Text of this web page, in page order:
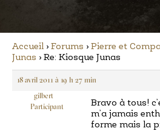
Accueil › Forums › Pierre et
Junas › Re: Kiosque Junas
18 avril 2011 à 19 h 27 min
gilbert
Participant
Bravo à tous!
m’a jamais
forme mais la